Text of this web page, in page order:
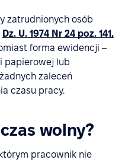
zatrudnionych osób
Dz. U. 1974 Nr 24 poz. 141,
forma ewidencji –
papierowej lub
zaleceń
czasu pracy.
wolny?
pracownik nie